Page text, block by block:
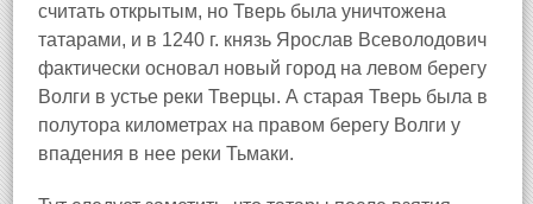
считать открытым, но Тверь была уничтожена
татарами, и в 1240 г. князь Ярослав Всеволодович
фактически основал новый город на левом берегу
Волги в устье реки Тверцы. А старая Тверь была в
полутора километрах на правом берегу Волги у
впадения в нее реки Тьмаки.